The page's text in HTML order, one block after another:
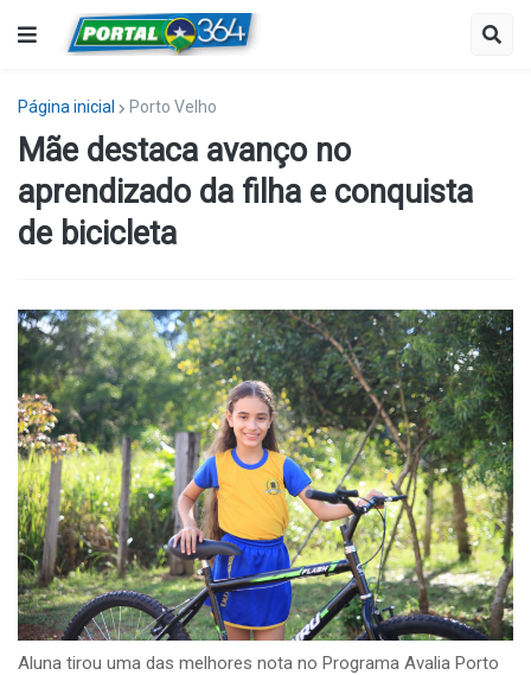
Página inicial Porto Velho
Mãe destaca avanço no
aprendizado da filha e conquista
de bicicleta
Aluna tirou uma das melhores nota no Programa Avalia Porto